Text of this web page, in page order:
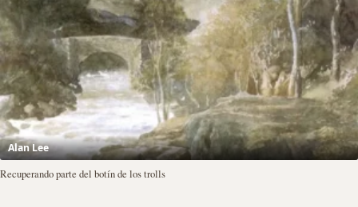
Alan Lee
Recuperando parte del botín de los trolls